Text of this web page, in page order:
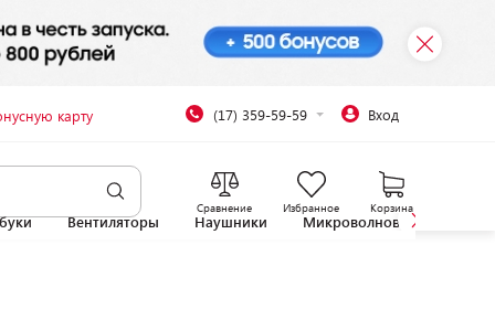
карту (17) 359-59-59 Вход
Сравнение Избранное Корзина
Вентиляторы Наушники Микроволновые печи